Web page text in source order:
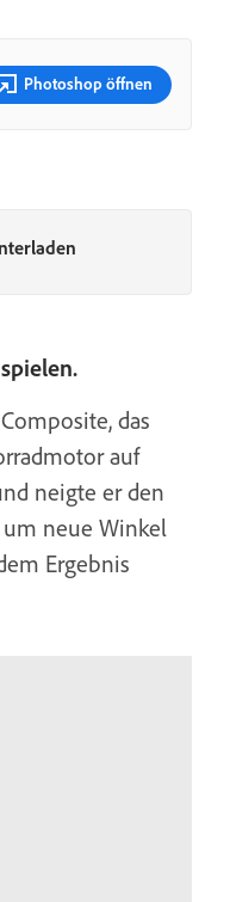
Photoshop öffnen
das
auf
neigte er den
um neue Winkel
Ergebnis